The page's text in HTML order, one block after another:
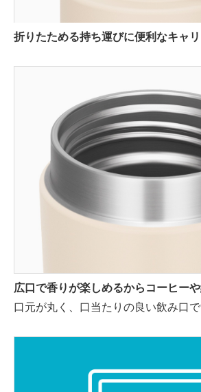
折りたためる持ち運びに便利なキャ
広口で香りが楽しめるからコーヒーや
口元が丸く、口当たりの良い飲み口で